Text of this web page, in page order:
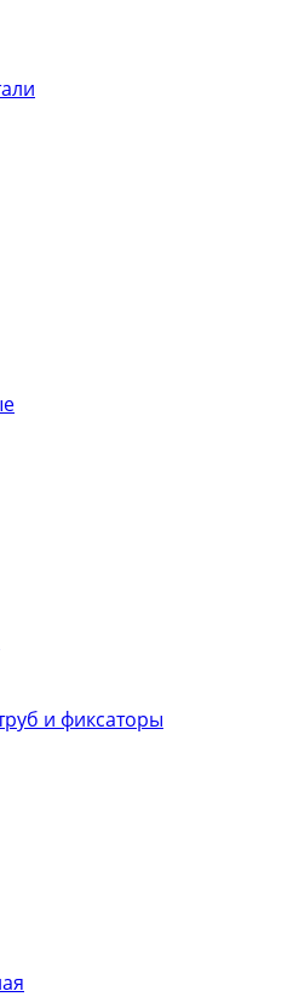
из квадрата, трубы
и фиксаторы